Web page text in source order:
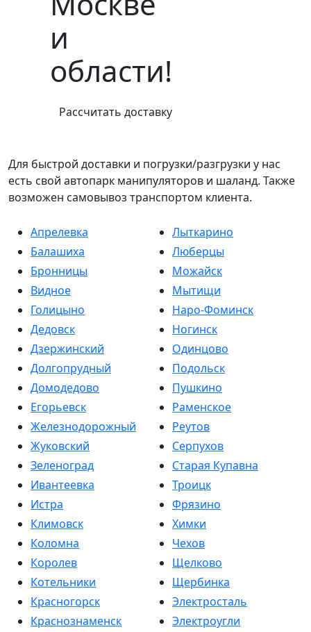
и
области!
Рассчитать доставку
Для быстрой доставки и погрузки/разгрузки у нас
есть свой автопарк манипуляторов и шаланд. Также
возможен самовывоз транспортом клиента.
Апрелевка
Балашиха
Бронницы
Видное
Голицыно
Дедовск
Дзержинский
Долгопрудный
Домодедово
Егорьевск
Железнодорожный
Жуковский
Зеленоград
Ивантеевка
Истра
Климовск
Коломна
Королев
Котельники
Красногорск
Краснознаменск
Лыткарино
Люберцы
Можайск
Мытищи
Наро-Фоминск
Ногинск
Одинцово
Подольск
Пушкино
Раменское
Реутов
Серпухов
Старая Купавна
Троицк
Фрязино
Химки
Чехов
Щелково
Щербинка
Электросталь
Электроугли